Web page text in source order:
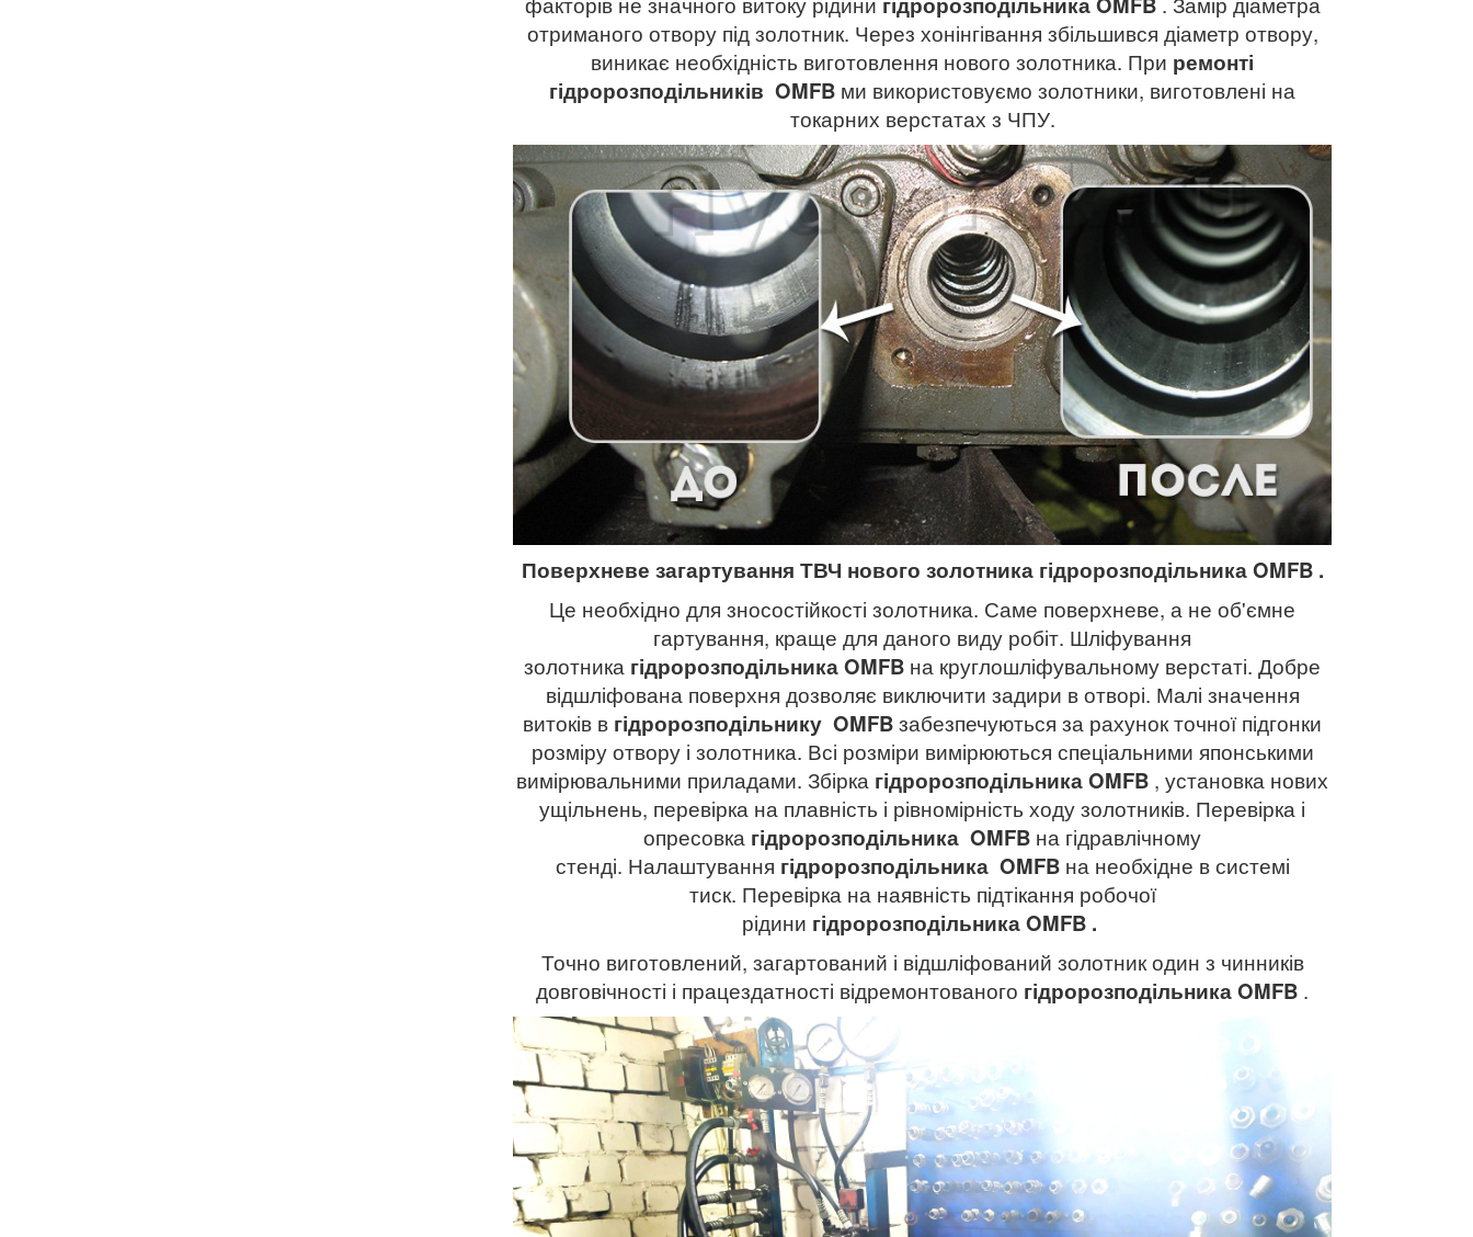
отриманого отвору під золотник. Через хонінгівання збільшився діаметр отвору,
виникає необхідність виготовлення нового золотника. При ремонті
гідророзподільників OMFB ми використовуємо золотники, виготовлені на
токарних верстатах з ЧПУ.
Поверхневе загартування ТВЧ нового золотника гідророзподільникаOMFB .
Це необхідно для зносостійкості золотника. Саме поверхневе, а не об'ємне
гартування, краще для даного виду робіт. Шліфування
золотника гідророзподільникаOMFB на круглошліфувальному верстаті. Добре
відшліфована поверхня дозволяє виключити задири в отворі. Малі значення
витоків в гідророзподільнику OMFBзабезпечуються за рахунок точної підгонки
розміру отвору і золотника. Всі розміри вимірюються спеціальними японськими
вимірювальними приладами. Збірка гідророзподільникаOMFB , установка нових
ущільнень, перевірка на плавність і рівномірність ходу золотників. Перевірка і
опресовка гідророзподільника OMFB на гідравлічному
стенді. Налаштування гідророзподільника OMFB на необхідне в системі
тиск. Перевірка на наявність підтікання робочої
рідини гідророзподільникаOMFB .
Точно виготовлений, загартований і відшліфований золотник один з чинників
довговічності і працездатності відремонтованого гідророзподільникаOMFB .